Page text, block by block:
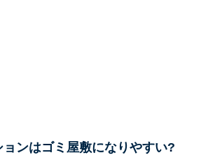
ンはゴミ屋敷になりやすい?